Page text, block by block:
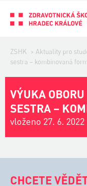
ZSHK > Aktuality pro
sestra – kombinovaná
VÝUKA
SESTRA –
vloženo 27. 6. 2022
CHCETE